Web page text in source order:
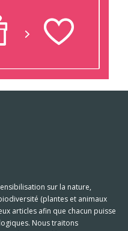
sur la nature,
(plantes et animaux
articles afin que chacun puisse
Nous traitons